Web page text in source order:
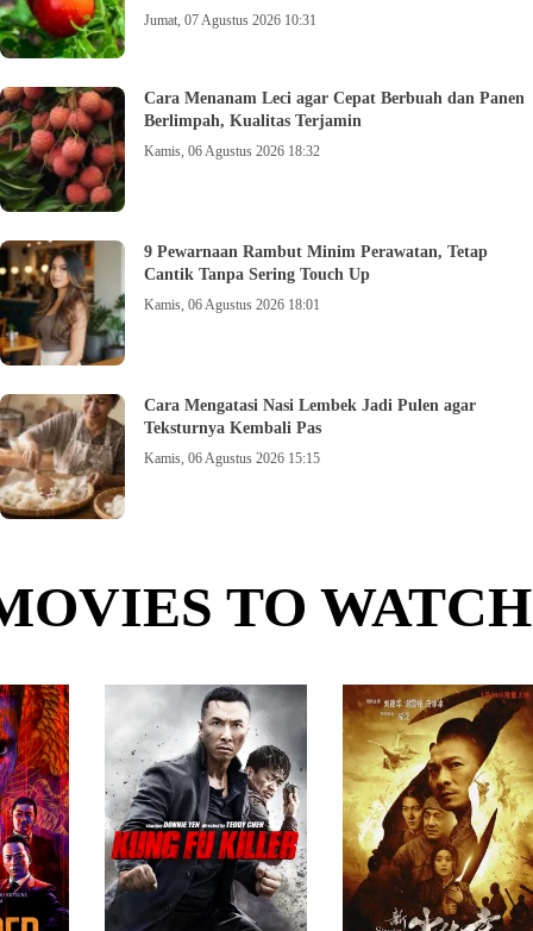
Jumat, 07 Agustus 2026 10:31
Cara Menanam Leci agar Cepat Berbuah dan Panen
Berlimpah, Kualitas Terjamin
Kamis, 06 Agustus 2026 18:32
9 Pewarnaan Rambut Minim Perawatan, Tetap
Cantik Tanpa Sering Touch Up
Kamis, 06 Agustus 2026 18:01
Cara Mengatasi Nasi Lembek Jadi Pulen agar
Teksturnya Kembali Pas
Kamis, 06 Agustus 2026 15:15
TO WATCH